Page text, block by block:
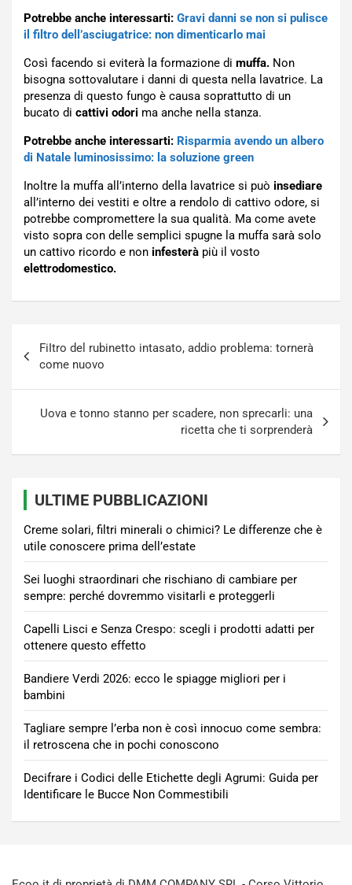
Potrebbe anche interessarti: Gravi danni se non si pulisce
il filtro dell’asciugatrice: non dimenticarlo mai
Così facendo si eviterà la formazione di muffa. Non
bisogna sottovalutare i danni di questa nella lavatrice. La
presenza di questo fungo è causa soprattutto di un
bucato di cattivi odori ma anche nella stanza.
Potrebbe anche interessarti: Risparmia avendo un albero
di Natale luminosissimo: la soluzione green
Inoltre la muffa all’interno della lavatrice si può insediare
all’interno dei vestiti e oltre a rendolo di cattivo odore, si
potrebbe compromettere la sua qualità. Ma come avete
visto sopra con delle semplici spugne la muffa sarà solo
un cattivo ricordo e non infesterà più il vosto
elettrodomestico.
articoli
FiItro del rubinetto intasato, addio problema: tornerà
come nuovo
Uova e tonno stanno per scadere, non sprecarli: una
ricetta che ti sorprenderà
ULTIME PUBBLICAZIONI
Creme solari, filtri minerali o chimici? Le differenze che è
utile conoscere prima dell’estate
Sei luoghi straordinari che rischiano di cambiare per
sempre: perché dovremmo visitarli e proteggerli
Capelli Lisci e Senza Crespo: scegli i prodotti adatti per
ottenere questo effetto
Bandiere Verdi 2026: ecco le spiagge migliori per i
bambini
Tagliare sempre l’erba non è così innocuo come sembra:
il retroscena che in pochi conoscono
Decifrare i Codici delle Etichette degli Agrumi: Guida per
Identificare le Bucce Non Commestibili